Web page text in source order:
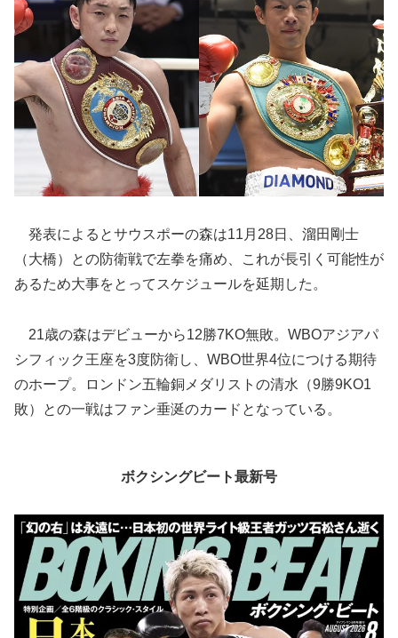
発表によるとサウスポーの森は11月28日、溜田剛士
（大橋）との防衛戦で左拳を痛め、これが長引く可能性が
あるため大事をとってスケジュールを延期した。
21歳の森はデビューから12勝7KO無敗。WBOアジアパ
シフィック王座を3度防衛し、WBO世界4位につける期待
のホープ。ロンドン五輪銅メダリストの清水（9勝9KO1
敗）との一戦はファン垂涎のカードとなっている。
ボクシングビート最新号